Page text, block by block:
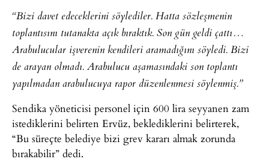
“Bizi davet edeceklerini söylediler. Hatta sözleşmenin
toplantısını tutanakta açık bıraktık. Son gün geldi çattı…
Arabulucular işverenin kendileri aramadığını söyledi. Bizi
de arayan olmadı. Arabulucu aşamasındaki son toplantı
yapılmadan arabulucuya rapor düzenlenmesi söylenmiş.”
Sendika yöneticisi personel için 600 lira seyyanen zam
istediklerini belirten Ervüz, beklediklerini belirterek,
“Bu süreçte belediye bizi grev kararı almak zorunda
bırakabilir” dedi.